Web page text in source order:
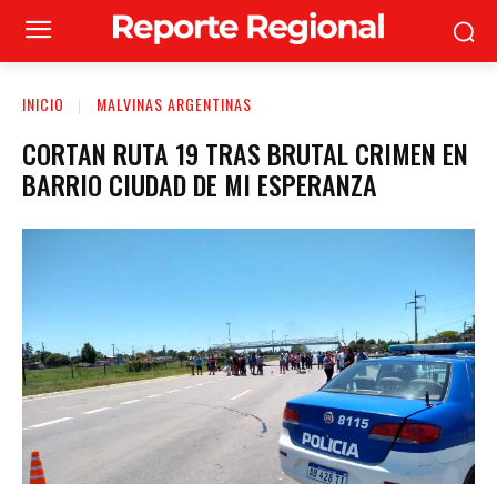
INICIO MALVINAS ARGENTINAS
CORTAN RUTA 19 TRAS BRUTAL CRIMEN EN
BARRIO CIUDAD DE MI ESPERANZA